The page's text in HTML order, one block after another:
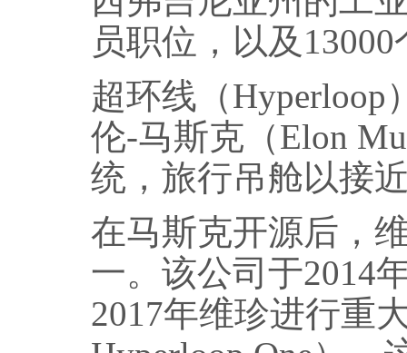
员职位，以及
超环线（Hyperloop
伦-马斯克（Elon
统，旅行吊舱以接
在马斯克开源后，
一。该公司于2014
2017年维珍进行重